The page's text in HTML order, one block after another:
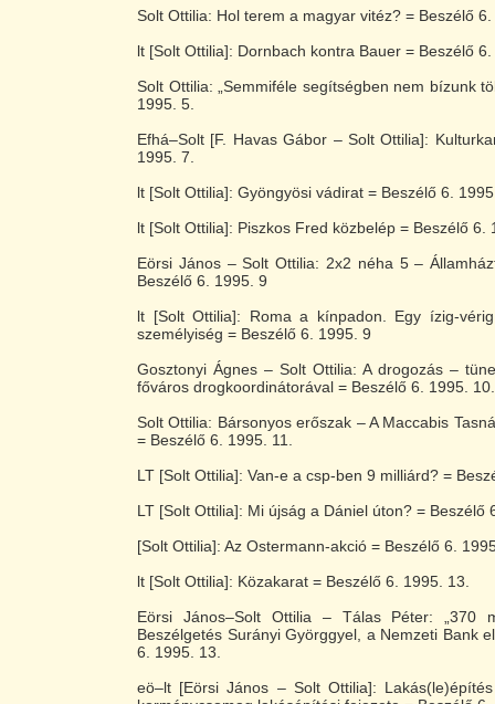
Solt Ottilia: Hol terem a magyar vitéz? = Beszélő
lt [Solt Ottilia]: Dornbach kontra Bauer = Beszélő
Solt Ottilia: „Semmiféle segítségben nem bízunk
1995. 5.
Efhá–Solt [F. Havas Gábor – Solt Ottilia]:
1995. 7.
lt [Solt Ottilia]: Gyöngyösi vádirat = Beszélő 6.
lt [Solt Ottilia]: Piszkos Fred közbelép = Beszélő 6.
Eörsi János – Solt Ottilia: 2x2 néha 5 –
Beszélő 6. 1995. 9
lt [Solt Ottilia]: Roma a kínpadon. Egy ízig-
személyiség = Beszélő 6. 1995. 9
Gosztonyi Ágnes – Solt Ottilia: A drogozás –
főváros drogkoordinátorával = Beszélő 6. 1995. 10.
Solt Ottilia: Bársonyos erőszak – A Maccabis
= Beszélő 6. 1995. 11.
LT [Solt Ottilia]: Van-e a csp-ben 9 milliárd? =
LT [Solt Ottilia]: Mi újság a Dániel úton? = Beszélő
[Solt Ottilia]: Az Ostermann-akció = Beszélő 6.
lt [Solt Ottilia]: Közakarat = Beszélő 6. 1995. 13.
Eörsi János–Solt Ottilia – Tálas Péter: „370
Beszélgetés Surányi Györggyel, a Nemzeti Bank
6. 1995. 13.
eö–lt [Eörsi János – Solt Ottilia]: